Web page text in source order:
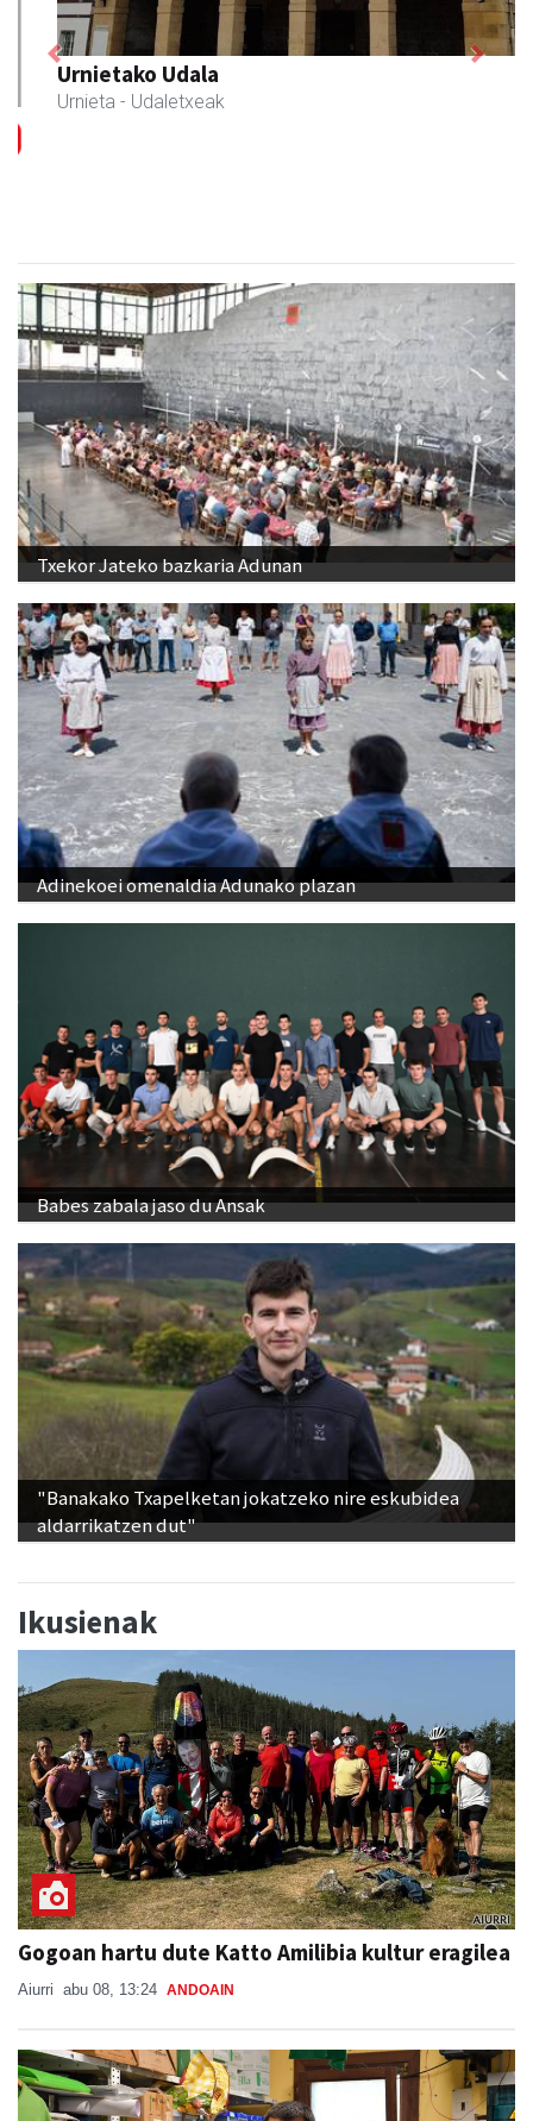
Urnietako Udala
Urnieta - Udaletxeak
Previous Next
Txekor Jateko bazkaria Adunan
Adinekoei omenaldia Adunako plazan
Babes zabala jaso du Ansak
"Banakako Txapelketan jokatzeko nire eskubidea
aldarrikatzen dut"
Gogoan hartu dute Katto Amilibia kultur eragilea